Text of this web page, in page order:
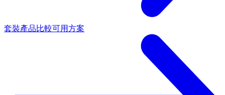
套裝產品比較可用方案